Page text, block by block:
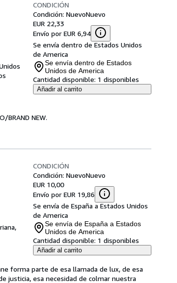
CONDICIÓN
Condición: NuevoNuevo
EUR 22,33
Envío por EUR 6,94
Se envía dentro de Estados Unidos
de America
Se envía dentro de Estados
Unidos de America
Cantidad disponible: 1 disponibles
Añadir al carrito
BRAND NEW.
CONDICIÓN
Condición: NuevoNuevo
EUR 10,00
Envío por EUR 19,86
Se envía de España a Estados Unidos
de America
Se envía de España a Estados
Unidos de America
Cantidad disponible: 1 disponibles
Añadir al carrito
forma parte de esa llamada de lux, de esa
justicia, esa necesidad de colmar nuestra